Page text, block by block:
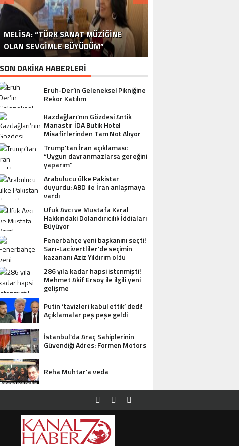
MELISA: “TÜRK SANAT MÜZIĞINE
OLAN SEVGIMLE BÜYÜDÜM”
İSPANYA SAĞLIK TURIZMINDE 2026
HEDEFLERINI BÜYÜTÜYOR
DR. ALI YÜKSELOĞLU, TÜRKIYE’NIN
2026 SAĞLIK TURIZMI VIZYONUNU
AÇIKLADI
“YAPIMCI MUSTAFA USLU HAKKINDA
SUÇ DUYURUSU”
USTA YÖNETMEN MURAT UYGUR’DAN
ULUSLARARASI AKSIYON FILMI
ÜNLÜ YAPIMCI MUSTAFA USLU VE EŞI
HAKKINDA UYUŞTURUCU ŞIKÂYETI
İSTANBUL’DAN BINGÖL’E 3 MILYON
TL’LIK GÖNÜL KÖPRÜSÜ
TURIZM SEKTÖRÜNÜN DENEYIMLI
İSMI: FATIH ERSÜ
MUSTAFA USLU HAKKINDAKI
SORUŞTURMADA SESSIZLIK TEPKI
ÇEKIYOR
OYUNCU SINAN ÇALIŞKANOĞLU
KARAKOLLUK OLDU
SON DAKİKA HABERLERİ
Eruh-Der’in Geleneksel Pikniğine
Rekor Katılım
Kazdağları’nın Gözdesi Antik
Manastır İDA Butik Hotel
Misafirlerinden Tam Not Alıyor
Trump’tan İran açıklaması:
“Uygun davranmazlarsa gereğini
yaparım”
Arabulucu ülke Pakistan
duyurdu: ABD ile İran anlaşmaya
vardı
Ufuk Avcı ve Mustafa Karal
Hakkındaki Dolandırıcılık İddiaları
Büyüyor
Fenerbahçe yeni başkanını seçti!
Sarı-Lacivertliler’de seçimin
kazananı Aziz Yıldırım oldu
286 yıla kadar hapsi istenmişti!
Mehmet Akif Ersoy ile ilgili yeni
gelişme
Putin ‘tavizleri kabul ettik’ dedi!
Açıklamalar peş peşe geldi
İstanbul’da Araç Sahiplerinin
Güvendiği Adres: Formen Motors
Reha Muhtar’a veda